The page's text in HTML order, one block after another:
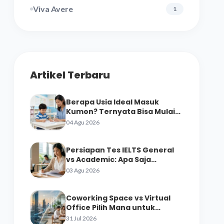
Viva Avere 1
Artikel Terbaru
Berapa Usia Ideal Masuk
Kumon? Ternyata Bisa Mulai
dari Prasekolah
04 Agu 2026
Persiapan Tes IELTS General
vs Academic: Apa Saja
Perbedaan Materinya?
03 Agu 2026
Coworking Space vs Virtual
Office Pilih Mana untuk
Startup
31 Jul 2026